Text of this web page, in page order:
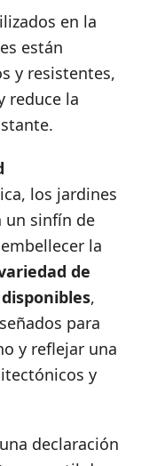
en la
están
y resistentes,
reduce la
los jardines
un sinfín de
la
de
,
para
y reflejar una
y
declaración